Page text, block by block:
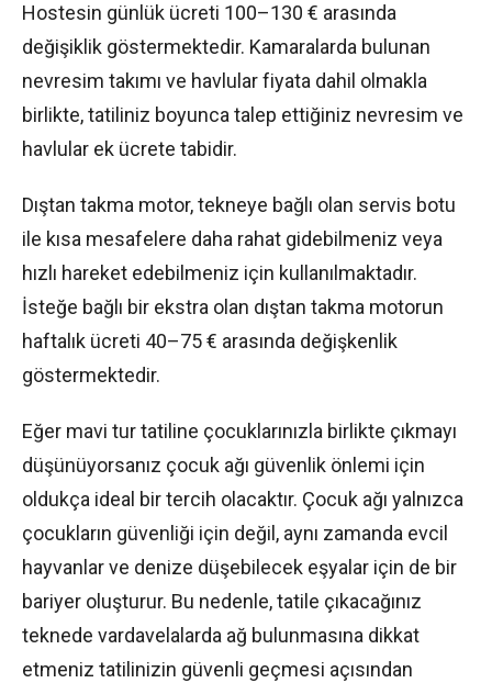
Hostesin günlük ücreti 100–130 € arasında
değişiklik göstermektedir. Kamaralarda bulunan
nevresim takımı ve havlular fiyata dahil olmakla
birlikte, tatiliniz boyunca talep ettiğiniz nevresim ve
havlular ek ücrete tabidir.
Dıştan takma motor, tekneye bağlı olan servis botu
ile kısa mesafelere daha rahat gidebilmeniz veya
hızlı hareket edebilmeniz için kullanılmaktadır.
İsteğe bağlı bir ekstra olan dıştan takma motorun
haftalık ücreti 40–75 € arasında değişkenlik
göstermektedir.
Eğer mavi tur tatiline çocuklarınızla birlikte çıkmayı
düşünüyorsanız çocuk ağı güvenlik önlemi için
oldukça ideal bir tercih olacaktır. Çocuk ağı yalnızca
çocukların güvenliği için değil, aynı zamanda evcil
hayvanlar ve denize düşebilecek eşyalar için de bir
bariyer oluşturur. Bu nedenle, tatile çıkacağınız
teknede vardavelalarda ağ bulunmasına dikkat
etmeniz tatilinizin güvenli geçmesi açısından